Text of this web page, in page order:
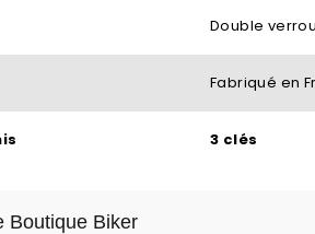
Double
Fabriqué en
3 clés
Boutique Biker